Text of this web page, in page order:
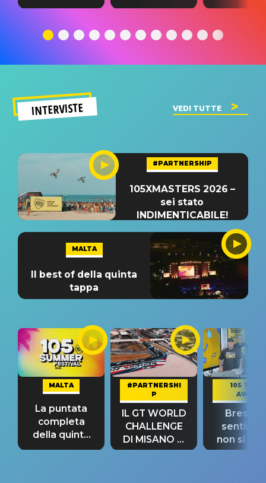
testo,
significato
traduzione e
del singolo
testo,
INTERVISTE VEDI TUTTE
#PARTNERSHIP
105XMASTERS 2026 –
sei stato
INDIMENTICABILE!
MALTA
Il best of della quinta
tappa
MALTA
La puntata
completa
della quinta
tappa
#PARTNERSHI
P
IL GT WORLD
CHALLENGE
DI MISANO si
riconferma
105 TAKE
AWAY
Bresh:
non si
fino alla